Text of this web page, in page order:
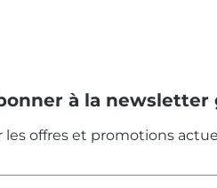
à la newsletter
les offres et promotions